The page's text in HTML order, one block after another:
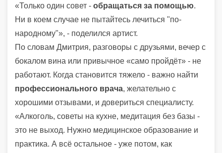
«Только один совет - обращаться за помощью.
Ни в коем случае не пытайтесь лечиться "по-
народному"», - поделился артист.
По словам Дмитрия, разговоры с друзьями, вечер с
бокалом вина или привычное «само пройдёт» - не
работают. Когда становится тяжело - важно найти
профессионального врача, желательно с
хорошими отзывами, и довериться специалисту.
«Алкоголь, советы на кухне, медитация без базы -
это не выход. Нужно медицинское образование и
практика. А всё остальное - уже потом, как